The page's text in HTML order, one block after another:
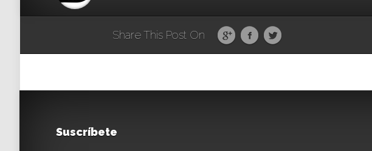
Share This Post On
Suscríbete